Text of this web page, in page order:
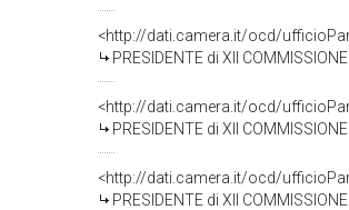
<http://dati.camera.it/ocd/
PRESIDENTE di XII COMMISSIONE
<http://dati.camera.it/ocd/
PRESIDENTE di XII COMMISSIONE
<http://dati.camera.it/ocd/
PRESIDENTE di XII COMMISSIONE